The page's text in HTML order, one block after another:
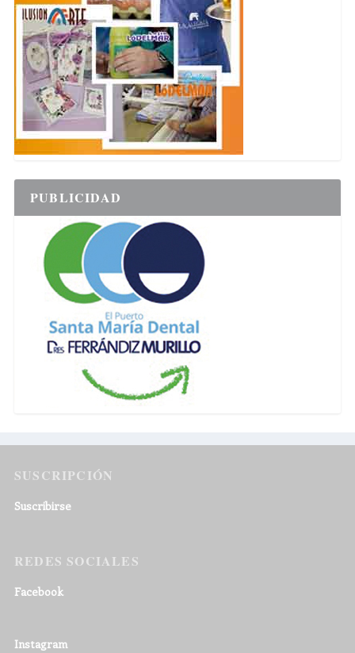
PUBLICIDAD
SUSCRIPCIÓN
Suscribirse
REDES SOCIALES
Facebook
Instagram